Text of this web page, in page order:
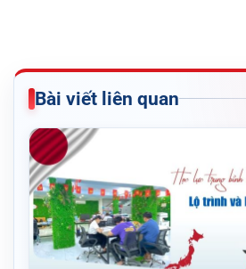
Bài viết liên quan